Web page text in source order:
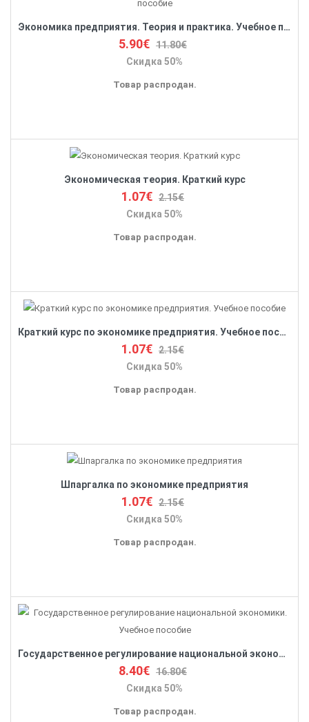
Экономика предприятия. Теория и практика. Учебное пособие
5.90€ 11.80€
Скидка 50%
Товар распродан.
Экономическая теория. Краткий курс
1.07€ 2.15€
Скидка 50%
Товар распродан.
Краткий курс по экономике предприятия. Учебное пособие
1.07€ 2.15€
Скидка 50%
Товар распродан.
Шпаргалка по экономике предприятия
1.07€ 2.15€
Скидка 50%
Товар распродан.
Государственное регулирование национальной экономики. Учебное пособие
8.40€ 16.80€
Скидка 50%
Товар распродан.